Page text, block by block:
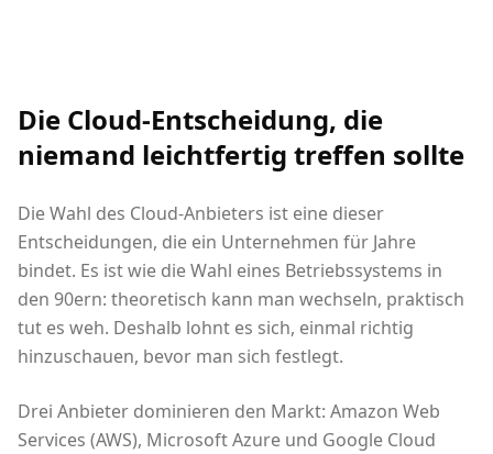
Die Cloud-Entscheidung, die
niemand leichtfertig treffen sollte
Die Wahl des Cloud-Anbieters ist eine dieser
Entscheidungen, die ein Unternehmen für Jahre
bindet. Es ist wie die Wahl eines Betriebssystems in
den 90ern: theoretisch kann man wechseln, praktisch
tut es weh. Deshalb lohnt es sich, einmal richtig
hinzuschauen, bevor man sich festlegt.
Drei Anbieter dominieren den Markt: Amazon Web
Services (AWS), Microsoft Azure und Google Cloud